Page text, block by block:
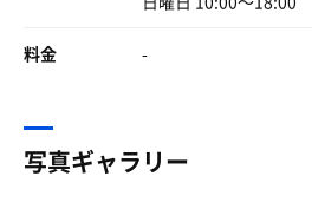
料金 -
写真ギャラリー